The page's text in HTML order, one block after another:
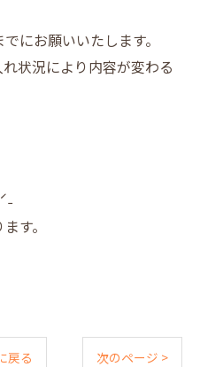
にお願いいたします。
状況により内容が変わる
す。
戻る 次のページ >